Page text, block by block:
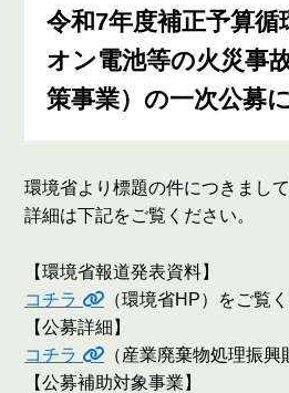
令和7年度補正予算
オン電池等の火災事
策事業）の一次公募
環境省より標題の件につきまし
詳細は下記をご覧ください。
【環境省報道発表資料】
コチラ
（環境省HP）をご覧
【公募詳細】
コチラ
（産業廃棄物処理振
【公募補助対象事業】